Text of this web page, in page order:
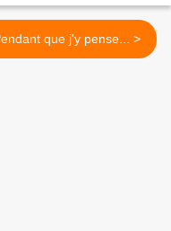
Pendant que j'y pense... >